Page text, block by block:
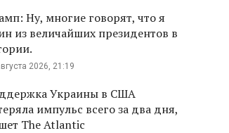
Ну, многие говорят, что я
из величайших президентов в
2026, 21:19
Украины в США
импульс всего за два дня,
The Atlantic